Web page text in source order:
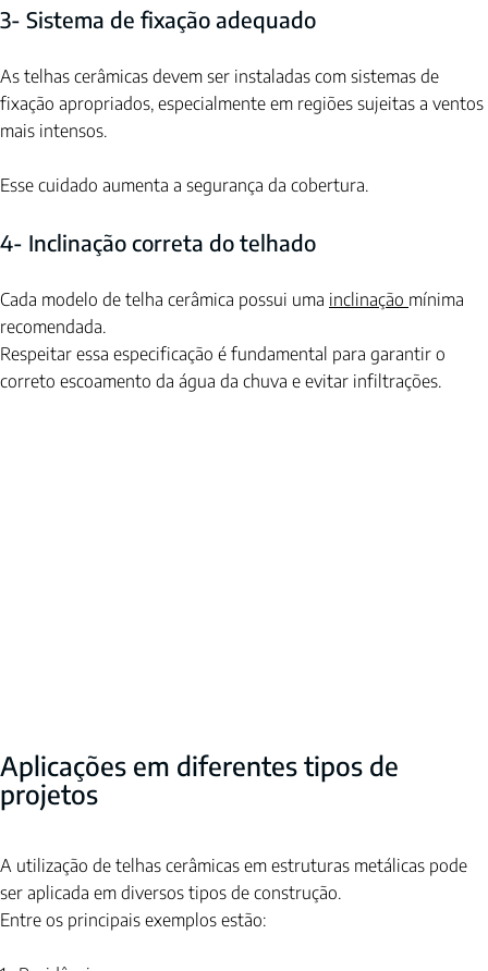
3- Sistema de fixação adequado
As telhas cerâmicas devem ser instaladas com sistemas de
fixação apropriados, especialmente em regiões sujeitas a ventos
mais intensos.
Esse cuidado aumenta a segurança da cobertura.
4- Inclinação correta do telhado
Cada modelo de telha cerâmica possui uma inclinação mínima
recomendada.
Respeitar essa especificação é fundamental para garantir o
correto escoamento da água da chuva e evitar infiltrações.
Aplicações em diferentes tipos de
projetos
A utilização de telhas cerâmicas em estruturas metálicas pode
ser aplicada em diversos tipos de construção.
Entre os principais exemplos estão: